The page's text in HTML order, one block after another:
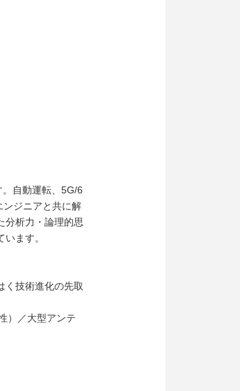
自動運転、5G/6
ジニアと共に解
分析力・論理的思
ます。
く技術進化の先取
）／大型アンテ